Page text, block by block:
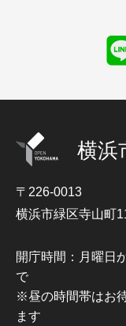
横浜
〒226-0013
横浜市緑区寺山町
開庁時間：月曜日
で
※昼の時間帯はお
ます